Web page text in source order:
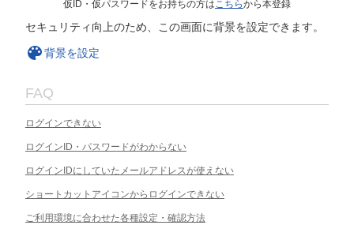
仮ID・仮パスワードをお持ちの方はこちらから本登録
セキュリティ向上のため、この画面に背景を設定できます。
背景を設定
FAQ
ログインできない
ログインID・パスワードがわからない
ログインIDにしていたメールアドレスが使えない
ショートカットアイコンからログインできない
ご利用環境に合わせた各種設定・確認方法